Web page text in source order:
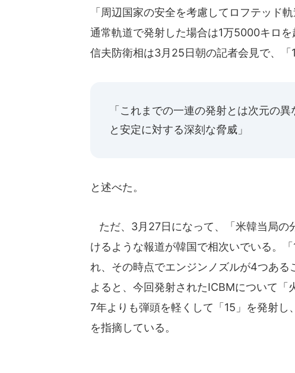
「周辺国家の安全を考慮してロフテッド
通常軌道で発射した場合は1万5000キロ
信夫防衛相は3月25日朝の記者会見で、「
「これまでの一連の発射とは次元の
と安定に対する深刻な脅威」
と述べた。
ただ、3月27日になって、「米韓当局の
けるような報道が韓国で相次いでいる。
れ、その時点でエンジンノズルが4つあ
よると、今回発射されたICBMについて「
7年よりも弾頭を軽くして「15」を発射
を指摘している。